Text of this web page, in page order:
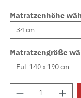
Matratzenhöhe
Matratzengröße
Produkt